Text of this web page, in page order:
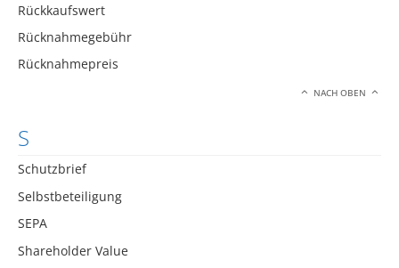
Rückkaufswert
Rücknahmegebühr
Rücknahmepreis
NACH OBEN
S
Schutzbrief
Selbstbeteiligung
SEPA
Shareholder Value